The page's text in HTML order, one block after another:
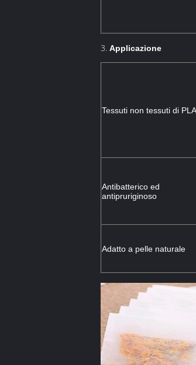
3. Applicazione
Tessuti non tessuti di PLA
Antibatterico ed
antipruriginoso
Adatto a pelle naturale